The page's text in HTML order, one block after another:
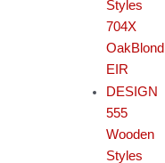
Styles
704X
OakBlond
EIR
DESIGN
555
Wooden
Styles